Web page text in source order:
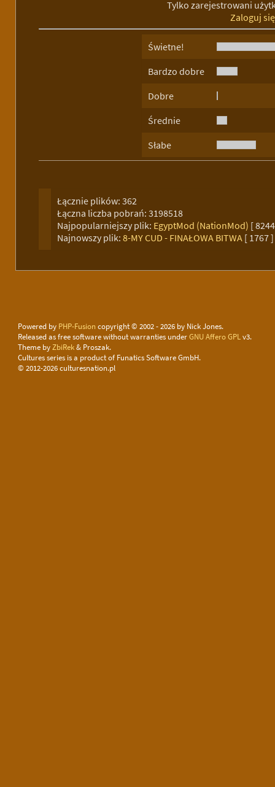
Tylko zarejestrowani
Zaloguj się
Świetne!
Bardzo dobre
Dobre
Średnie
Słabe
Łącznie plików: 362
Łączna liczba pobrań: 3198518
Najpopularniejszy plik: EgyptMod (NationMod) [
Najnowszy plik: 8-MY CUD - FINAŁOWA BITWA [ 1767 ]
Powered by PHP-Fusion copyright © 2002 - 2026 by Nick Jones.
Released as free software without warranties underGNU Affero GPLv3.
Theme byZbiRek& Proszak.
Cultures series is a product of Funatics Software GmbH.
© 2012-2026 culturesnation.pl